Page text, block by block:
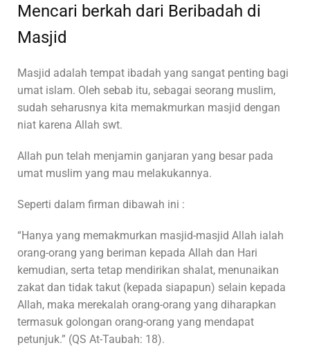
Mencari berkah dari Beribadah di
Masjid
Masjid adalah tempat ibadah yang sangat penting bagi
umat islam. Oleh sebab itu, sebagai seorang muslim,
sudah seharusnya kita memakmurkan masjid dengan
niat karena Allah swt.
Allah pun telah menjamin ganjaran yang besar pada
umat muslim yang mau melakukannya.
Seperti dalam firman dibawah ini :
“Hanya yang memakmurkan masjid-masjid Allah ialah
orang-orang yang beriman kepada Allah dan Hari
kemudian, serta tetap mendirikan shalat, menunaikan
zakat dan tidak takut (kepada siapapun) selain kepada
Allah, maka merekalah orang-orang yang diharapkan
termasuk golongan orang-orang yang mendapat
petunjuk.” (QS At-Taubah: 18).